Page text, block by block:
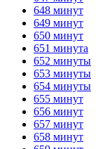
648 минут
649 минут
650 минут
651 минута
652 минуты
653 минуты
654 минуты
655 минут
656 минут
657 минут
658 минут